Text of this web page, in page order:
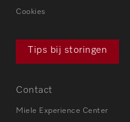
Cookies
Tips bij storingen
Contact
Miele Experience Center